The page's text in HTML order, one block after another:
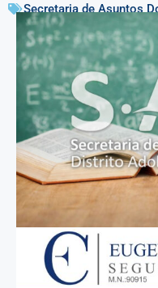
Secretaria de Asuntos